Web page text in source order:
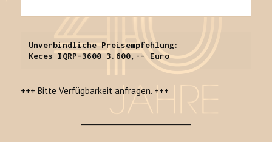
Unverbindliche Preisempfehlung:
Keces IQRP-3600 3.600,-- Euro
+++ Bitte Verfügbarkeit anfragen. +++